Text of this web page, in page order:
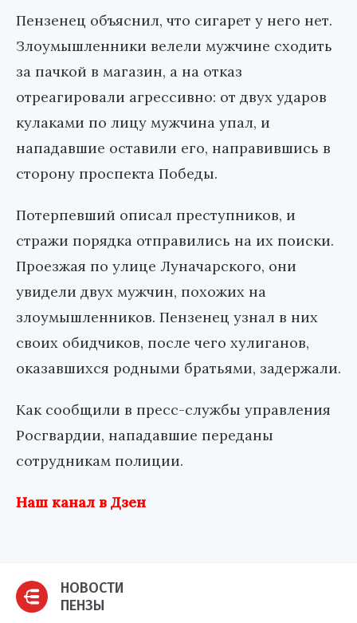
Пензенец объяснил, что сигарет у него нет.
Злоумышленники велели мужчине сходить
за пачкой в магазин, а на отказ
отреагировали агрессивно: от двух ударов
кулаками по лицу мужчина упал, и
нападавшие оставили его, направившись в
сторону проспекта Победы.
Потерпевший описал преступников, и
стражи порядка отправились на их поиски.
Проезжая по улице Луначарского, они
увидели двух мужчин, похожих на
злоумышленников. Пензенец узнал в них
своих обидчиков, после чего хулиганов,
оказавшихся родными братьями, задержали.
Как сообщили в пресс-службы управления
Росгвардии, нападавшие переданы
сотрудникам полиции.
Наш канал в Дзен
НОВОСТИ
ПЕНЗЫ